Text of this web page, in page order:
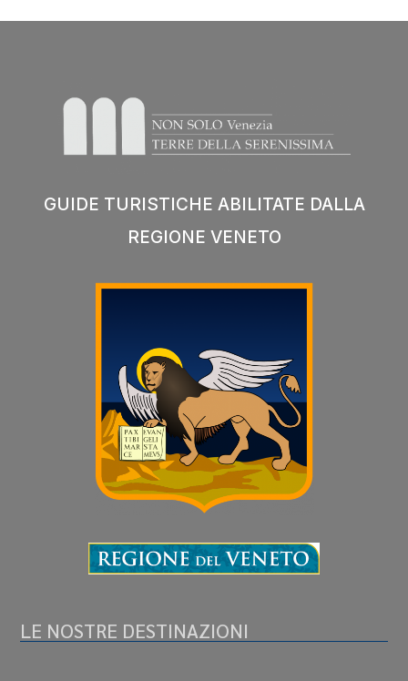
GUIDE TURISTICHE ABILITATE DALLA
REGIONE VENETO
LE NOSTRE DESTINAZIONI